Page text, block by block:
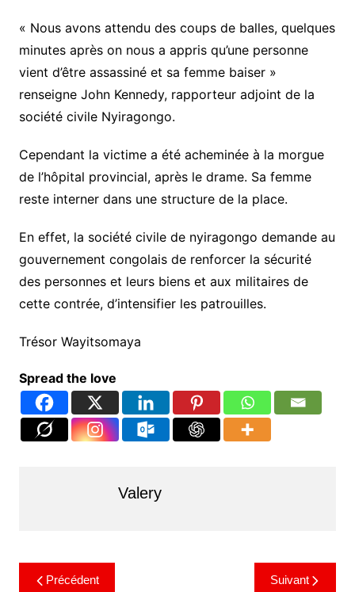
« Nous avons attendu des coups de balles, quelques
minutes après on nous a appris qu’une personne
vient d’être assassiné et sa femme baiser »
renseigne John Kennedy, rapporteur adjoint de la
société civile Nyiragongo.
Cependant la victime a été acheminée à la morgue
de l’hôpital provincial, après le drame. Sa femme
reste interner dans une structure de la place.
En effet, la société civile de nyiragongo demande au
gouvernement congolais de renforcer la sécurité
des personnes et leurs biens et aux militaires de
cette contrée, d’intensifier les patrouilles.
Trésor Wayitsomaya
Spread the love
Valery
Précédent Suivant